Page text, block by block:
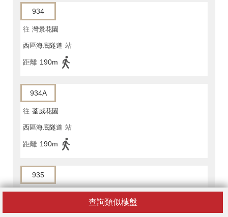
查詢類似樓盤
934
往 灣景花園
西區海底隧道 站
距離 190m
934A
往 荃威花園
西區海底隧道 站
距離 190m
935
往 石籬(大隴街)